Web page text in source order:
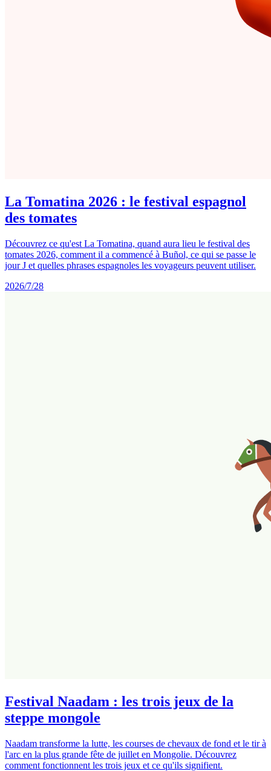
La Tomatina 2026 : le festival espagnol
des tomates
Découvrez ce qu'est La Tomatina, quand aura lieu le festival des
tomates 2026, comment il a commencé à Buñol, ce qui se passe le
jour J et quelles phrases espagnoles les voyageurs peuvent utiliser.
2026/7/28
Festival Naadam : les trois jeux de la
steppe mongole
Naadam transforme la lutte, les courses de chevaux de fond et le tir à
l'arc en la plus grande fête de juillet en Mongolie. Découvrez
comment fonctionnent les trois jeux et ce qu'ils signifient.